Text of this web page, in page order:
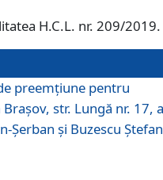
H.C.L. nr. 209/2019.
preemţiune pentru
str. Lungă nr. 17,
Şerban și Buzescu